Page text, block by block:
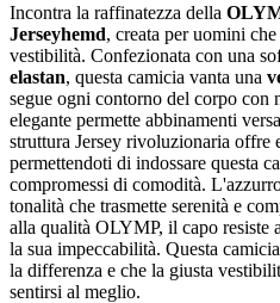
Incontra la raffinatezza della
Jerseyhemd, creata per uomini
vestibilità. Confezionata con una
elastan, questa camicia vanta una
segue ogni contorno del corpo con
elegante permette abbinamenti
struttura Jersey rivoluzionaria offre
permettendoti di indossare questa
compromessi di comodità.
tonalità che trasmette serenità e
alla qualità OLYMP, il capo resiste
la sua impeccabilità. Questa
la differenza e che la giusta
sentirsi al meglio.